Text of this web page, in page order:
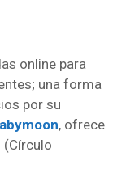
online para
una forma
por su
, ofrece
(Círculo